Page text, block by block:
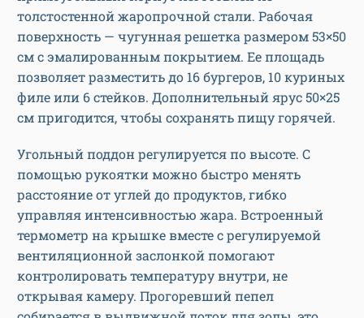
толстостенной жаропрочной стали. Рабочая
поверхность — чугунная решетка размером 53×50
см с эмалированным покрытием. Ее площадь
позволяет разместить до 16 бургеров, 10 куриных
филе или 6 стейков. Дополнительный ярус 50×25
см пригодится, чтобы сохранять пищу горячей.
Угольный поддон регулируется по высоте. С
помощью рукоятки можно быстро менять
расстояние от углей до продуктов, гибко
управляя интенсивностью жара. Встроенный
термометр на крышке вместе с регулируемой
вентиляционной заслонкой помогают
контролировать температуру внутри, не
открывая камеру. Прогоревший пепел